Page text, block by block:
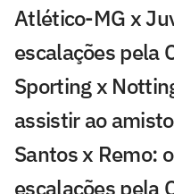
Atlético-MG x
escalações pela
Sporting x
assistir ao
Santos x Remo:
escalações pela